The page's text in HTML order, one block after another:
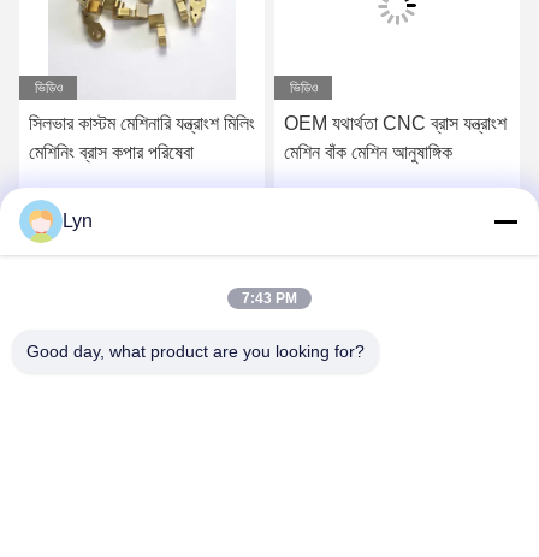
ভিডিও
সিলভার কাস্টম মেশিনারি যন্ত্রাংশ মিলিং
মেশিনিং ব্রাস কপার পরিষেবা
ভিডিও
OEM যথার্থতা CNC ব্রাস যন্ত্রাংশ
মেশিন বাঁক মেশিন আনুষাঙ্গিক
Lyn
7:43 PM
Good day, what product are you looking for?